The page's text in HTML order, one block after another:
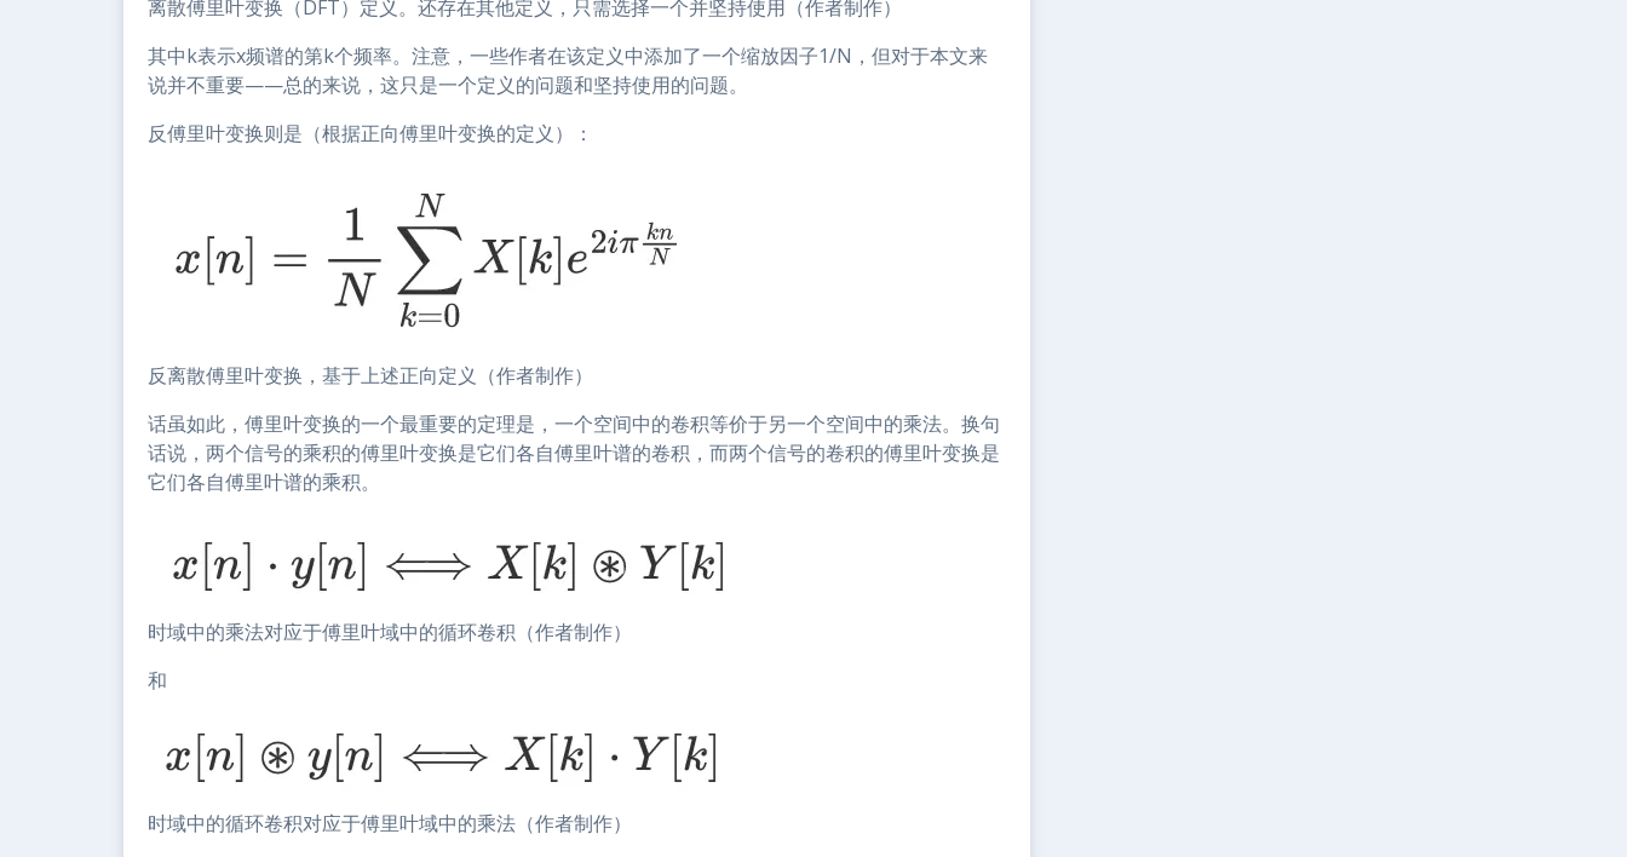
离散傅里叶变换（DFT）定义。还存在其他定义，只需选择一个并坚持使用（作者制作）
其中k表示x频谱的第k个频率。注意，一些作者在该定义中添加了一个缩放因子1/N，但对于本文来
说并不重要——总的来说，这只是一个定义的问题和坚持使用的问题。
反傅里叶变换则是（根据正向傅里叶变换的定义）：
反离散傅里叶变换，基于上述正向定义（作者制作）
话虽如此，傅里叶变换的一个最重要的定理是，一个空间中的卷积等价于另一个空间中的乘法。换句
话说，两个信号的乘积的傅里叶变换是它们各自傅里叶谱的卷积，而两个信号的卷积的傅里叶变换是
它们各自傅里叶谱的乘积。
时域中的乘法对应于傅里叶域中的循环卷积（作者制作）
和
时域中的循环卷积对应于傅里叶域中的乘法（作者制作）